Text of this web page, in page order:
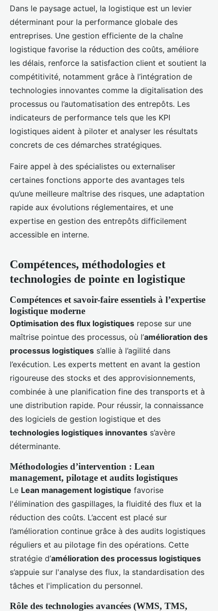
Dans le paysage actuel, la logistique est un levier
déterminant pour la performance globale des
entreprises. Une gestion efficiente de la chaîne
logistique favorise la réduction des coûts, améliore
les délais, renforce la satisfaction client et soutient la
compétitivité, notamment grâce à l’intégration de
technologies innovantes comme la digitalisation des
processus ou l’automatisation des entrepôts. Les
indicateurs de performance tels que les KPI
logistiques aident à piloter et analyser les résultats
concrets de ces démarches stratégiques.
Faire appel à des spécialistes ou externaliser
certaines fonctions apporte des avantages tels
qu’une meilleure maîtrise des risques, une adaptation
rapide aux évolutions réglementaires, et une
expertise en gestion des entrepôts difficilement
accessible en interne.
Compétences, méthodologies et
technologies de pointe en logistique
Compétences et savoir-faire essentiels à l’expertise
logistique moderne
Optimisation des flux logistiques repose sur une
maîtrise pointue des processus, où l’amélioration des
processus logistiques s’allie à l’agilité dans
l’exécution. Les experts mettent en avant la gestion
rigoureuse des stocks et des approvisionnements,
combinée à une planification fine des transports et à
une distribution rapide. Pour réussir, la connaissance
des logiciels de gestion logistique et des
technologies logistiques innovantes s’avère
déterminante.
Méthodologies d’intervention : Lean
management, pilotage et audits logistiques
Le Lean management logistique favorise
l'élimination des gaspillages, la fluidité des flux et la
réduction des coûts. L’accent est placé sur
l’amélioration continue grâce à des audits logistiques
réguliers et au pilotage fin des opérations. Cette
stratégie d’amélioration des processus logistiques
s’appuie sur l'analyse des flux, la standardisation des
tâches et l'implication du personnel.
Rôle des technologies avancées (WMS, TMS,